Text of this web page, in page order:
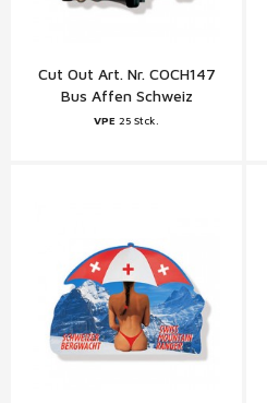
Cut Out Art. Nr. COCH147
Bus Affen Schweiz
VPE 25 Stck.